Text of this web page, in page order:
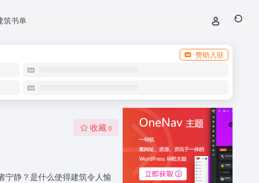
筑书单
赞助入驻
收藏 0
宁静？是什么使得建筑令人愉